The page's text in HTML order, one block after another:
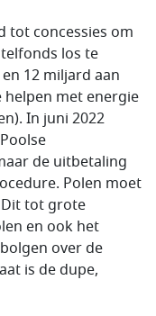
tot concessies om
los te
12 miljard aan
met energie
In juni 2022
de uitbetaling
Polen moet
Dit tot grote
en ook het
over de
is de dupe,